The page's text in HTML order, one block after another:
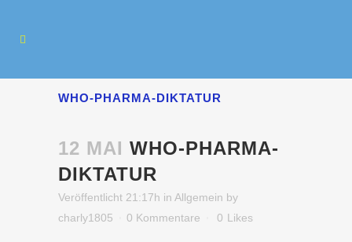
WHO-PHARMA-DIKTATUR
12 MAI WHO-PHARMA-
DIKTATUR
Veröffentlicht 21:17h in Allgemein by
charly1805
0 Kommentare 0 Likes